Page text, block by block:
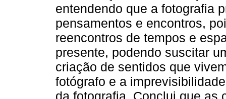
entendendo que a fotografia
pensamentos e encontros,
reencontros de tempos e
presente, podendo suscitar
criação de sentidos que
fotógrafo e a
da fotografia. Conclui que as